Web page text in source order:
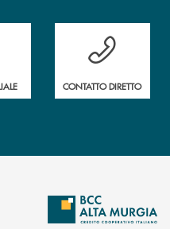
completo delle filiali
Hai bisogno di
CONTATTO DIRETTO